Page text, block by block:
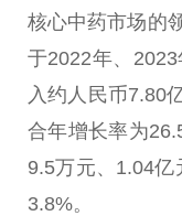
核心中药市场的
于2022年、
入约 人民币7.80
合年增长率为
9.5万元、1.04
3.8%。